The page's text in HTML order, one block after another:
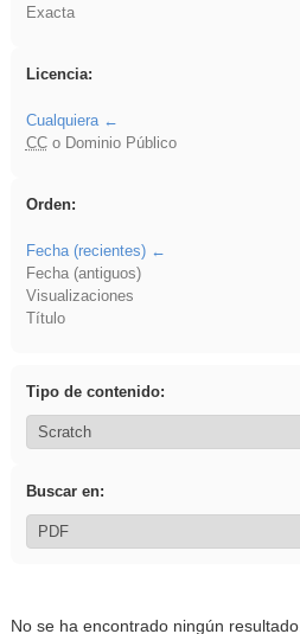
Exacta
Licencia:
Cualquiera
CCo Dominio Público
Orden:
Fecha (recientes)
Fecha (antiguos)
Visualizaciones
Título
Tipo de contenido:
Buscar en:
No se ha encontrado ningún resultado.